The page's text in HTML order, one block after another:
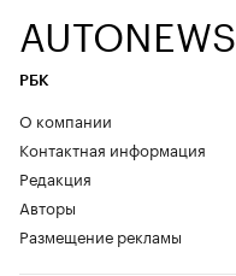
AUTONEWS
РБК
О компании
Контактная информация
Редакция
Авторы
Размещение рекламы